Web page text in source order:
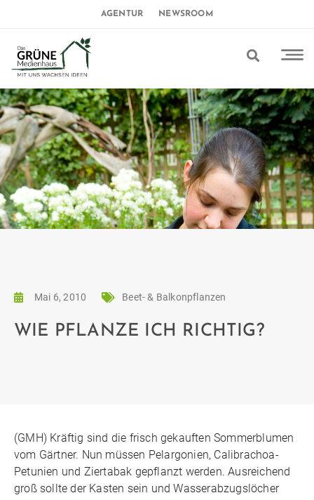
AGENTUR NEWSROOM
Mai 6, 2010 Beet- & Balkonpflanzen
WIE PFLANZE ICH RICHTIG?
(GMH) Kräftig sind die frisch gekauften Sommerblumen
vom Gärtner. Nun müssen Pelargonien, Calibrachoa-
Petunien und Ziertabak gepflanzt werden. Ausreichend
groß sollte der Kasten sein und Wasserabzugslöcher